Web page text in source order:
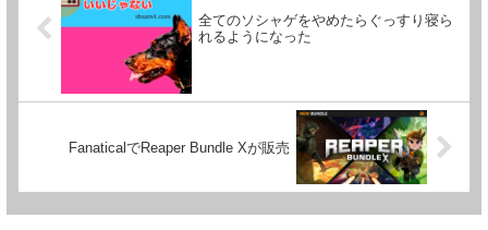
全てのソシャゲをやめたらぐっすり寝ら
れるようになった
FanaticalでReaper Bundle Xが販売